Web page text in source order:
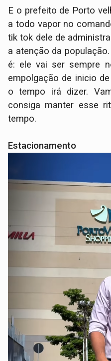
E o prefeito de Porto
a todo vapor no
tik tok dele de
a atenção da
é: ele vai ser sempre
empolgação de inicio
o tempo irá dizer.
consiga manter esse
tempo.
Estacionamento